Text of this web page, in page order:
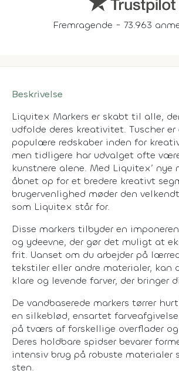
Fremragende - 73.963
Beskrivelse
Liquitex Markers er skabt til alle,
udfolde deres kreativitet. Tuscher
populære redskaber inden for
men tidligere har udvalget ofte
kunstnere alene. Med Liquitex’ nye
åbnet op for et bredere kreativt
brugervenlighed møder den
som Liquitex står for.
Disse markers tilbyder en
og ydeevne, der gør det muligt at
frit. Uanset om du arbejder på
tekstiler eller andre materialer, kan
klare og levende farver, der bringer
De vandbaserede markers tørrer
en silkeblød, ensartet
på tværs af forskellige overflader
Deres holdbare spidser bevarer
intensiv brug på robuste materialer
sten.